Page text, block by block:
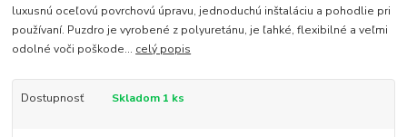
luxusnú oceľovú povrchovú úpravu, jednoduchú inštaláciu a pohodlie pri
používaní. Puzdro je vyrobené z polyuretánu, je ľahké, flexibilné a veľmi
odolné voči poškode... celý popis
Dostupnosť Skladom 1 ks